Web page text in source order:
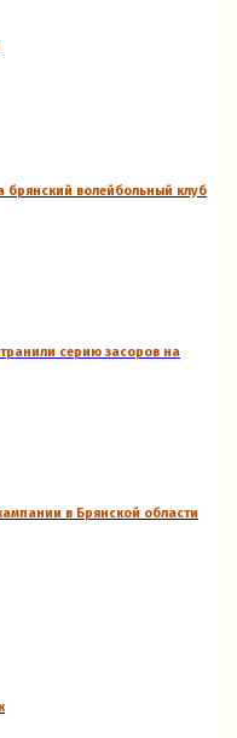
брянский волейбольный клуб
серию засоров на
в Брянской области